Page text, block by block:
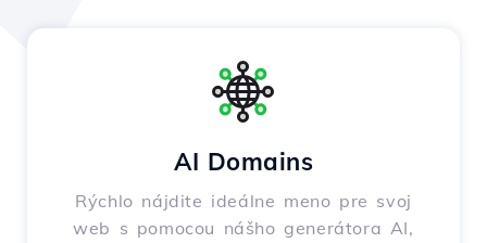
AI Domains
Rýchlo nájdite ideálne meno pre svoj
web s pomocou nášho generátora AI,